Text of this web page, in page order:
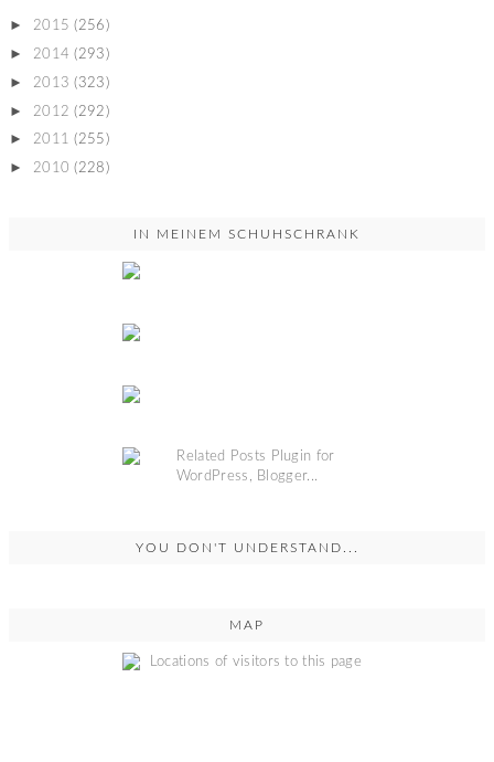
► 2015 (256)
► 2014 (293)
► 2013 (323)
► 2012 (292)
► 2011 (255)
► 2010 (228)
IN MEINEM SCHUHSCHRANK
YOU DON'T UNDERSTAND...
MAP